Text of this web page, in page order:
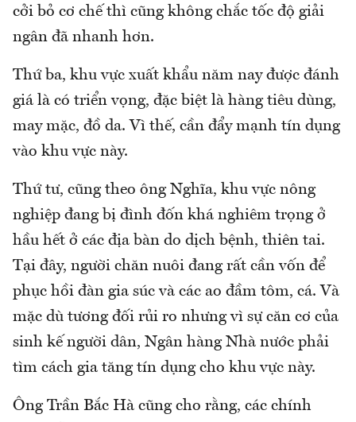
cởi bỏ cơ chế thì cũng không chắc tốc độ giải
ngân đã nhanh hơn.
Thứ ba, khu vực xuất khẩu năm nay được đánh
giá là có triển vọng, đặc biệt là hàng tiêu dùng,
may mặc, đồ da. Vì thế, cần đẩy mạnh tín dụng
vào khu vực này.
Thứ tư, cũng theo ông Nghĩa, khu vực nông
nghiệp đang bị đình đốn khá nghiêm trọng ở
hầu hết ở các địa bàn do dịch bệnh, thiên tai.
Tại đây, người chăn nuôi đang rất cần vốn để
phục hồi đàn gia súc và các ao đầm tôm, cá. Và
mặc dù tương đối rủi ro nhưng vì sự căn cơ của
sinh kế người dân, Ngân hàng Nhà nước phải
tìm cách gia tăng tín dụng cho khu vực này.
Ông Trần Bắc Hà cũng cho rằng, các chính